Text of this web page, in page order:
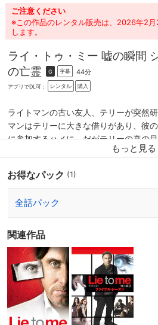
ご注意ください
※この作品のレンタル販売は、2026年2
します。
ライ・トゥ・ミー 嘘の瞬間
の亡霊
G 字幕 44分
アプリでDL可： レンタル 購入
ライトマンの古い友人、テリーが突然
マンはテリーに大きな借りがあり、彼
に参加するハメに。だがテリーの真の
ボス、ランスを引き合わせることだっ
お得なパック (1)
全話パック
関連作品